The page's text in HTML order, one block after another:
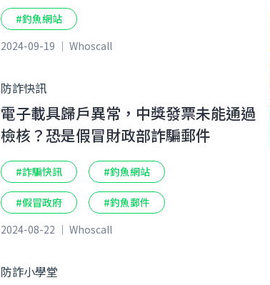
#釣魚網站
2024-09-19 ｜ Whoscall
防詐快訊
電子載具歸戶異常，中獎發票未能通過
檢核？恐是假冒財政部詐騙郵件
#詐騙快訊 #釣魚網站
#假冒政府
#釣魚郵件
2024-08-22 ｜ Whoscall
防詐小學堂